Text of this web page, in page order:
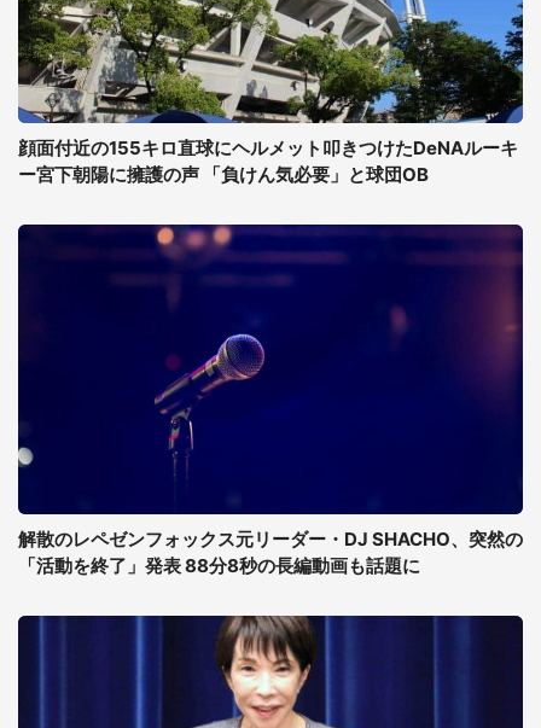
顔面付近の155キロ直球にヘルメット叩きつけたDeNAルーキ
ー宮下朝陽に擁護の声 「負けん気必要」と球団OB
解散のレペゼンフォックス元リーダー・DJ SHACHO、突然の
「活動を終了」発表 88分8秒の長編動画も話題に